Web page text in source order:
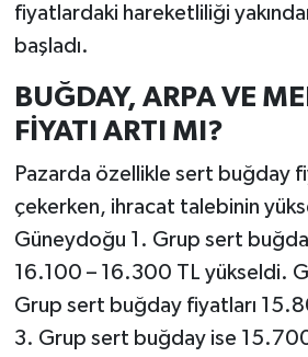
fiyatlardaki hareketliliği
başladı.
BUĞDAY, ARPA VE
FİYATI ARTI MI?
Pazarda özellikle sert buğday
çekerken, ihracat talebinin
Güneydoğu 1. Grup sert
16.100 – 16.300 TL yükseldi.
Grup sert buğday fiyatları
3. Grup sert buğday ise